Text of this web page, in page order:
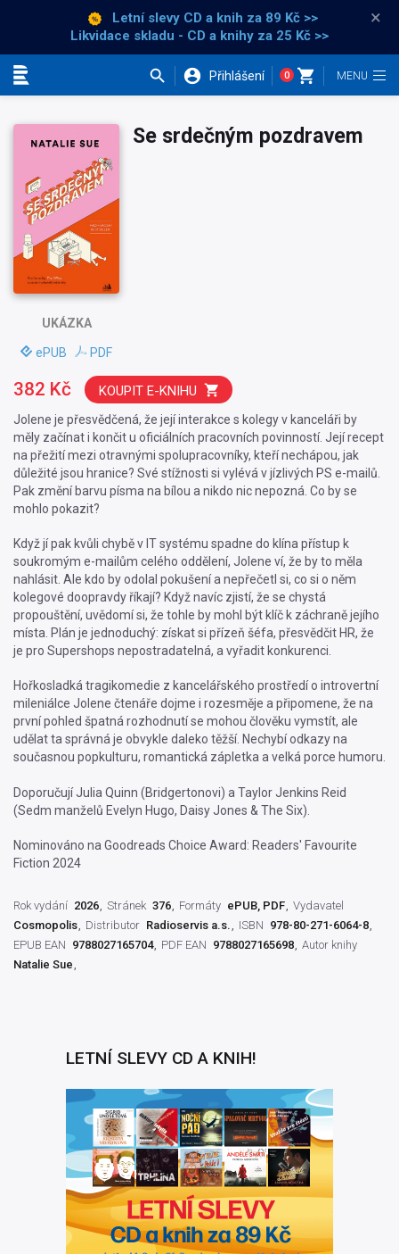
Letní slevy CD a knih za 89 Kč >>
Likvidace skladu - CD a knihy za 25 Kč >>
×
Přihlášení 0
UKÁZKA
ePUB PDF
Se srdečným pozdravem
Jolene je přesvědčená, že její interakce s kolegy v kanceláři by
měly začínat i končit u oficiálních pracovních povinností. Její recept
na přežití mezi otravnými spolupracovníky, kteří nechápou, jak
důležité jsou hranice? Své stížnosti si vylévá v jízlivých PS e-mailů.
Pak změní barvu písma na bílou a nikdo nic nepozná. Co by se
mohlo pokazit?
Když jí pak kvůli chybě v IT systému spadne do klína přístup k
soukromým e-mailům celého oddělení, Jolene ví, že by to měla
nahlásit. Ale kdo by odolal pokušení a nepřečetl si, co si o něm
kolegové doopravdy říkají? Když navíc zjistí, že se chystá
propouštění, uvědomí si, že tohle by mohl být klíč k záchraně jejího
místa. Plán je jednoduchý: získat si přízeň šéfa, přesvědčit HR, že
je pro Supershops nepostradatelná, a vyřadit konkurenci.
Hořkosladká tragikomedie z kancelářského prostředí o introvertní
mileniálce Jolene čtenáře dojme i rozesměje a připomene, že na
první pohled špatná rozhodnutí se mohou člověku vymstít, ale
udělat ta správná je obvykle daleko těžší. Nechybí odkazy na
současnou popkulturu, romantická zápletka a velká porce humoru.
Doporučují Julia Quinn (Bridgertonovi) a Taylor Jenkins Reid
(Sedm manželů Evelyn Hugo, Daisy Jones & The Six).
Nominováno na Goodreads Choice Award: Readers' Favourite
Fiction 2024
382 Kč KOUPIT E-KNIHU
Rok vydání 2026 Stránek 376 Formáty ePUB, PDF Vydavatel
Cosmopolis
Distributor Radioservis a.s. ISBN 978-80-271-6064-8
EPUB EAN 9788027165704 PDF EAN 9788027165698 Autor knihy
Natalie Sue
LETNÍ SLEVY CD A KNIH!